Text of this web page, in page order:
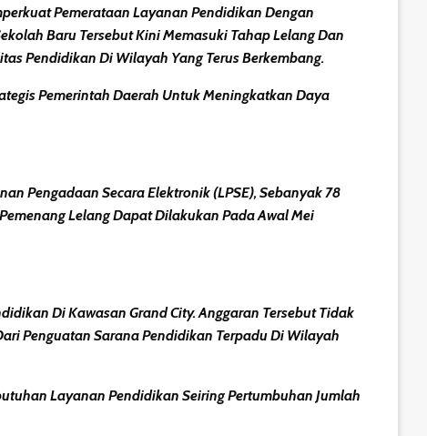
Pemerataan Layanan Pendidikan Dengan
Baru Tersebut Kini Memasuki Tahap Lelang Dan
Pendidikan Di Wilayah Yang Terus Berkembang.
Pemerintah Daerah Untuk Meningkatkan Daya
Pengadaan Secara Elektronik (LPSE), Sebanyak 78
Lelang Dapat Dilakukan Pada Awal Mei
Di Kawasan Grand City. Anggaran Tersebut Tidak
Penguatan Sarana Pendidikan Terpadu Di Wilayah
Layanan Pendidikan Seiring Pertumbuhan Jumlah